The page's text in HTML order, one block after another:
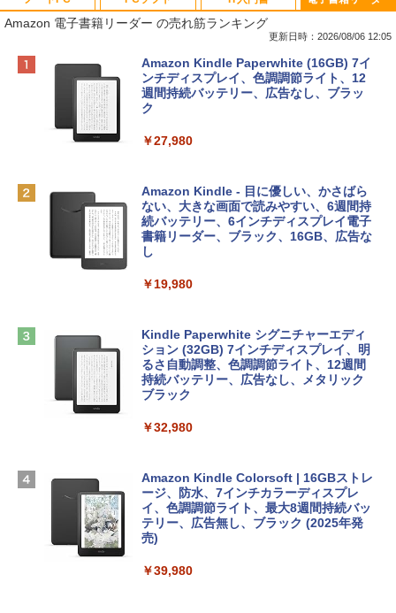
Apple 2026 MacBook Neo A18 Proチッ
プ搭載13インチノートブック：AIとAppl
e Intelligenceのために設計、Liquid Ret
inaディスプレイ、8GBユニファイドメモ
eTime HDカメラ、Touch ID - インディ
￥137,800
tomtoc 360°保護 15.6 16インチ パソコ
ンケース Dell NEC Lavie ASUS HP dyna
Apple 2026 MacBook Air M5チップ搭載
13インチノートブック：AIとApple Intell
igence、13.6インチLiquid Retinaディ
スプレイ、24GBユニファイドメモリ、1
ームカメラ、日本語キーボード、Touch I
￥298,901
【Amazon.co.jp限定】 HP ノートパソコ
ン 15-fd 15.6インチ 16GBメモリ 512GB
Xbox プリペイドカード 10,000円 デジタ
ルコード 【旧 Xbox ギフトカード】 [オ
ンラインコード]
定バーチャルアイテムを含む】 【オンラ
インゲームコード】 ロブロックス | オン
ラインコード版
￥1,300
ows11、10/mac対応|PC2台
￥39,582
定バーチャルアイテムを含む】 【オンラ
￥3,200
Robloxギフトカード - 1000 Robux 【限
インゲームコード】 ロブロックス |オン
生成AIパスポート公式テキスト 第４版
￥1,766
出す プロンプトの言葉 AI画像生成シリー
ズ (はぴーイラストLabo)
￥99
ClaudeCode いちばんやさしい 教科書:
にもKindle出版にも！ 非エンジニアのた
めのAIコーディング入門シリーズ
￥99
FM TOWNS ハイパー・カタログ: 本体ハ
￥1,600
1冊ですべて身につくHTML & CSSとWe
Amazon 電子書籍リーダー の売れ筋ランキング
更新日時：2026/08/06 12:05
Amazon Kindle Paperwhite (16GB) 7イ
ンチディスプレイ、色調調節ライト、12
週間持続バッテリー、広告なし、ブラッ
ク
￥27,980
Amazon Kindle - 目に優しい、かさばら
ない、大きな画面で読みやすい、6週間持
続バッテリー、6インチディスプレイ電子
書籍リーダー、ブラック、16GB、広告な
し
￥19,980
Kindle Paperwhite シグニチャーエディ
ション (32GB) 7インチディスプレイ、明
るさ自動調整、色調調節ライト、12週間
持続バッテリー、広告なし、メタリック
ブラック
￥32,980
Amazon Kindle Colorsoft | 16GBストレ
ージ、防水、7インチカラーディスプレ
イ、色調調節ライト、最大8週間持続バッ
テリー、広告無し、ブラック (2025年発
売)
￥39,980